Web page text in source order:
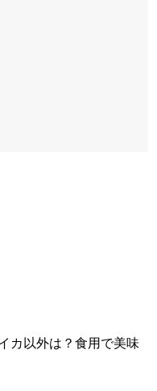
カ以外は？食用で美味